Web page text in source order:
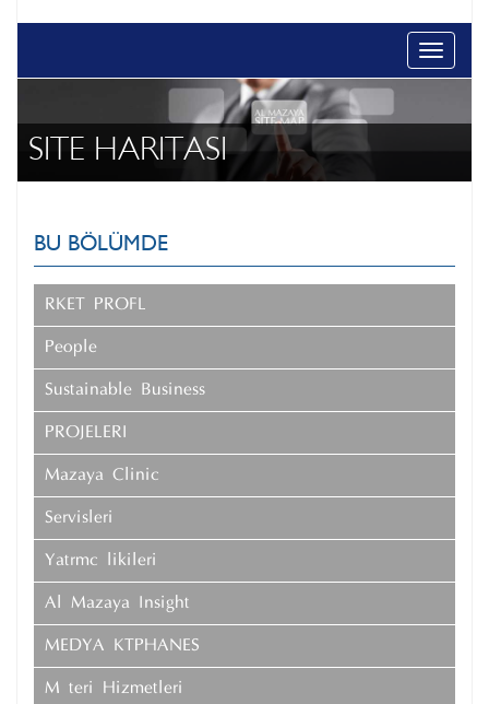
Toggle
SITE HARITASI
BU BÖLÜMDE
ŞİRKET PROFİLİ
People
Sustainable Business
PROJELERI
Mazaya Clinic
Servisleri
Yatırımcı İlişkileri
Al Mazaya Insight
MEDYA KÜTÜPHANESİ
Müşteri Hizmetleri